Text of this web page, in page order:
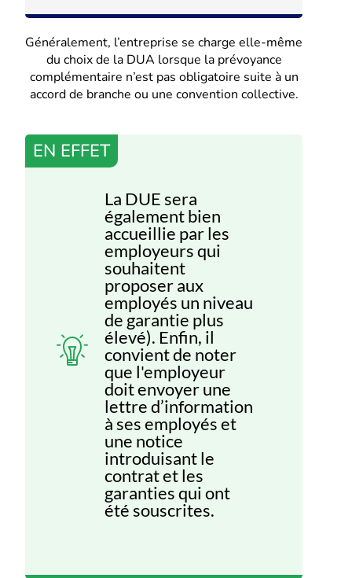
Généralement, l’entreprise se charge elle-même
du choix de la DUA lorsque la prévoyance
complémentaire n’est pas obligatoire suite à un
accord de branche ou une convention collective.
La DUE sera
également bien
accueillie par les
employeurs qui
souhaitent
proposer aux
employés un niveau
de garantie plus
élevé). Enfin, il
convient de noter
que l'employeur
doit envoyer une
lettre d’information
à ses employés et
une notice
introduisant le
contrat et les
garanties qui ont
été souscrites.
EN EFFET